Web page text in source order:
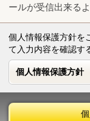
ールが受信出来る
個人情報保護方針を
て入力内容を確認す
個人情報保護方針
個人情報保護方針